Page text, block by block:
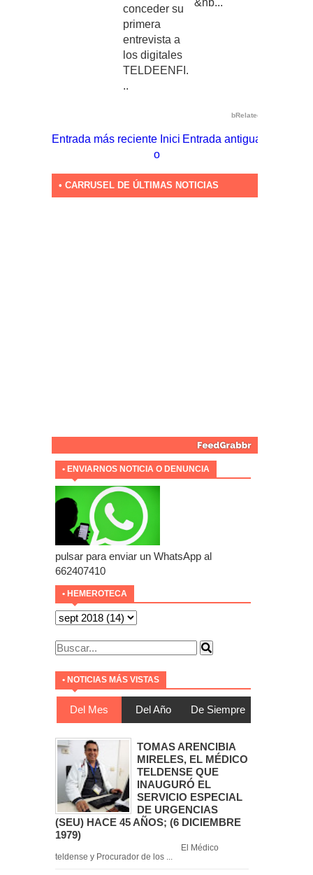
conceder su
primera
entrevista a
los digitales
TELDEENFI.
..
&nb...
bRelated
Entrada más reciente Entrada antigua
Inici
o
• CARRUSEL DE ÚLTIMAS NOTICIAS
• ENVIARNOS NOTICIA O DENUNCIA
pulsar para enviar un WhatsApp al
662407410
• HEMEROTECA
• NOTICIAS MÁS VISTAS
Del Mes Del Año De Siempre
TOMAS ARENCIBIA
MIRELES, EL MÉDICO
TELDENSE QUE
INAUGURÓ EL
SERVICIO ESPECIAL
DE URGENCIAS
(SEU) HACE 45 AÑOS; (6 DICIEMBRE
1979)
El Médico
teldense y Procurador de los ...